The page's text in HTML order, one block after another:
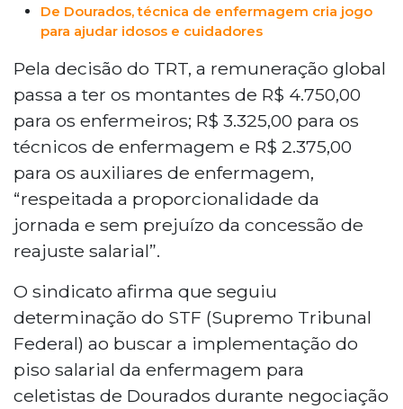
salarial de 3,2% e a manutenção de
benefícios já existentes. O Siems
alcançada após negociações com as
empresas e um dissídio coletivo, e
afirmou que o sindicato continuará
lutando pelos direitos da categoria.
De Dourados, técnica de enfermagem cria jogo
para ajudar idosos e cuidadores
Pela decisão do TRT, a remuneração global
passa a ter os montantes de R$ 4.750,00
para os enfermeiros; R$ 3.325,00 para os
técnicos de enfermagem e R$ 2.375,00
para os auxiliares de enfermagem,
“respeitada a proporcionalidade da
jornada e sem prejuízo da concessão de
reajuste salarial”.
O sindicato afirma que seguiu
determinação do STF (Supremo Tribunal
Federal) ao buscar a implementação do
piso salarial da enfermagem para
celetistas de Dourados durante negociação